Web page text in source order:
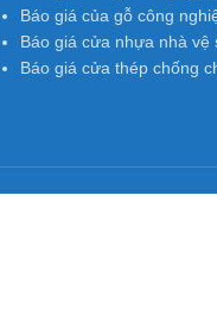
Báo giá của gỗ công
Báo giá cửa nhựa nhà vệ
Báo giá cửa thép chống